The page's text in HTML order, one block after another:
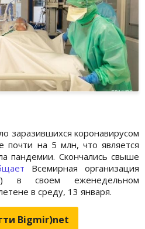
заразившихся коронавирусом
почти на 5 млн, что является
пандемии. Скончались свыше
Всемирная организация
в своем еженедельном
в среду, 13 января.
Bigmir)net